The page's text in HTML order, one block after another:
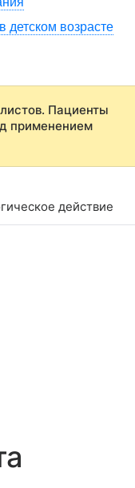
детском возрасте
Пациенты
применением
действие